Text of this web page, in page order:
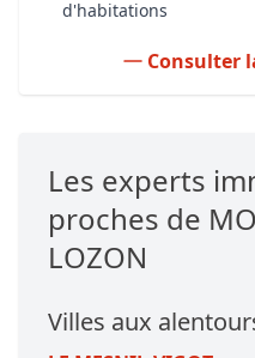
d'habitations
Consulter
Les experts
proches de
LOZON
Villes aux